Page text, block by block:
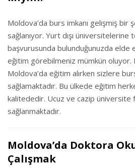
Moldova’da burs imkanı gelişmiş bir
sağlanıyor. Yurt dışı üniversitelerine
başvurusunda bulunduğunuzda elde
eğitim görebilmeniz mümkün oluyor.
Moldova’da eğitim alırken sizlere
sağlamaktadır. Bu ülkede eğitim
kalitededir. Ucuz ve cazip üniversite
sağlanmaktadır.
Moldova’da Doktora
Çalışmak